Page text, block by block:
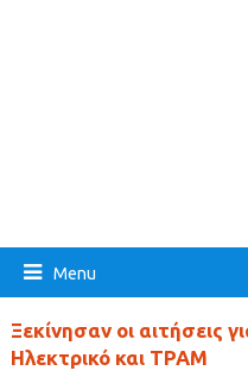
Menu
Ξεκίνησαν οι αιτήσεις
Ηλεκτρικό και ΤΡΑΜ